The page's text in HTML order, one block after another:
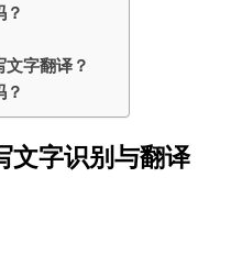
？
字翻译？
？
文字识别与翻译